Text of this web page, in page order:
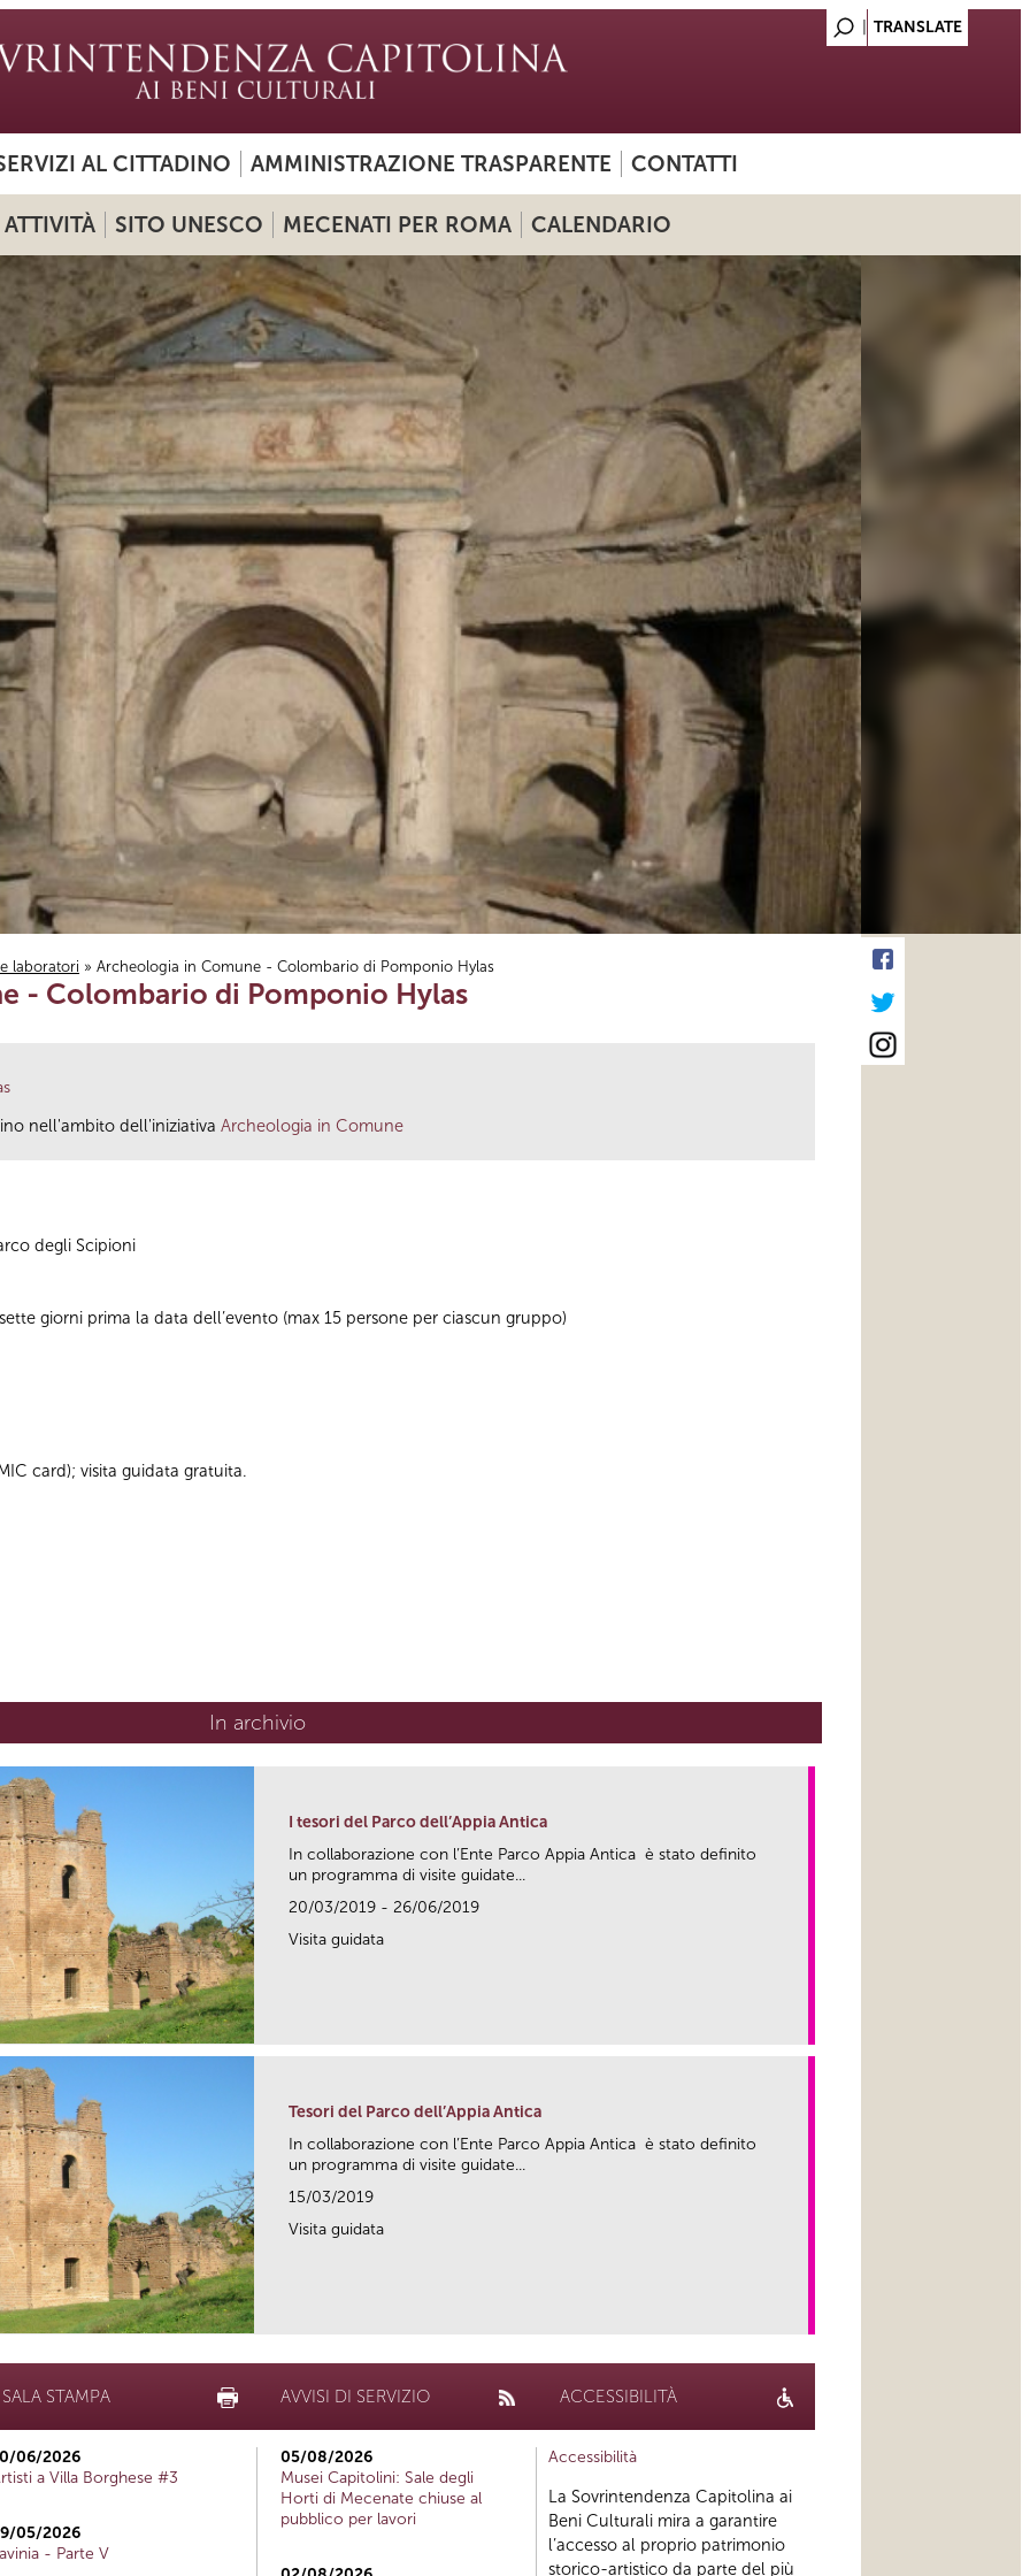
AL CITTADINO AMMINISTRAZIONE TRASPARENTE CONTATTI
ATTIVITÀ SITO UNESCO MECENATI PER ROMA CALENDARIO
laboratori » Archeologia in Comune - Colombario di Pomponio Hylas
- Colombario di Pomponio Hylas
nell'ambito dell'iniziativa Archeologia in Comune
degli Scipioni
giorni prima la data dell’evento (max 15 persone per ciascun gruppo)
card); visita guidata gratuita.
In archivio
I tesori del Parco dell’Appia Antica
In collaborazione con l’Ente Parco Appia Antica è stato definito
un programma di visite guidate...
20/03/2019 - 26/06/2019
Visita guidata
Tesori del Parco dell’Appia Antica
In collaborazione con l’Ente Parco Appia Antica è stato definito
un programma di visite guidate...
15/03/2019
Visita guidata
SALA STAMPA
06/2026
a Villa Borghese #3
05/2026
- Parte V
AVVISI DI SERVIZIO
05/08/2026
Musei Capitolini: Sale degli
Horti di Mecenate chiuse al
pubblico per lavori
ACCESSIBILITÀ
Accessibilità
La Sovrintendenza Capitolina ai
Beni Culturali mira a garantire
l’accesso al proprio patrimonio
storico-artistico da parte del più